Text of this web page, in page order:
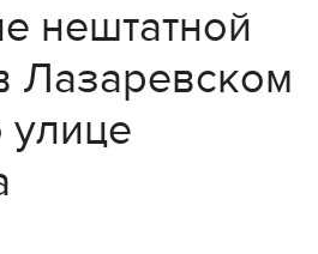
нештатной
Лазаревском
улице